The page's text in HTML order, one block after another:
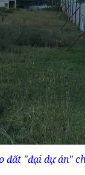
đất "đại dự án"